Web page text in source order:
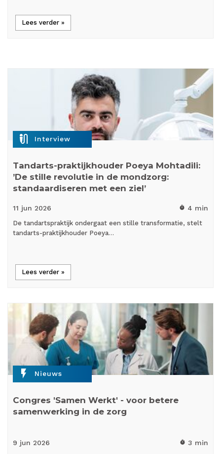
Lees verder »
mic_external_on Interview
Tandarts-praktijkhouder Poeya Mohtadili:
’De stille revolutie in de mondzorg:
standaardiseren met een ziel’
11 jun 2026 timer 4 min
De tandartspraktijk ondergaat een stille transformatie, stelt
tandarts-praktijkhouder Poeya…
Lees verder »
flash_on Nieuws
Congres 'Samen Werkt' - voor betere
samenwerking in de zorg
9 jun 2026 timer 3 min